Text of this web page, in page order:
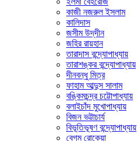
কাজী নজরুল ইসলাম
কালিদাস
জসীম উদ্‌দীন
জহির রায়হান
তারাদাস বন্দ্যোপাধ্যায়
তারাশঙ্কর বন্দ্যোপাধ্যায়
দীনবন্ধু মিত্র
ফাহাম আব্দুস সালাম
বঙ্কিমচন্দ্র চট্টোপাধ্যায়
বলাইচাঁদ মুখোপাধ্যায়
বিজন ভট্টাচার্য
বিভূতিভূষণ বন্দ্যোপাধ্যায়
বেগম রোকেয়া